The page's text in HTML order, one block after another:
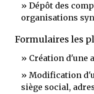
Dépôt des
organisations
Formulaires les
Création d'une
Modification
siège social,